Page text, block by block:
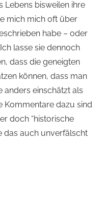
Lebens bisweilen ihre
mich mich oft über
habe – oder
lasse sie dennoch
dass die geneigten
können, dass man
anders einschätzt als
Kommentare dazu sind
doch “historische
das auch unverfälscht